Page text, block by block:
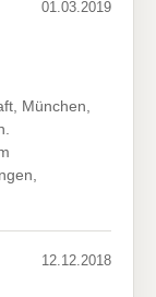
01.03.2019
München,
12.12.2018